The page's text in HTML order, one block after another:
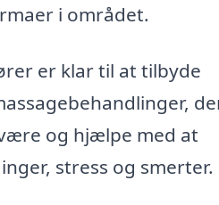
i området.
er klar til at tilbyde
og hjælpe med at
stress og smerter.